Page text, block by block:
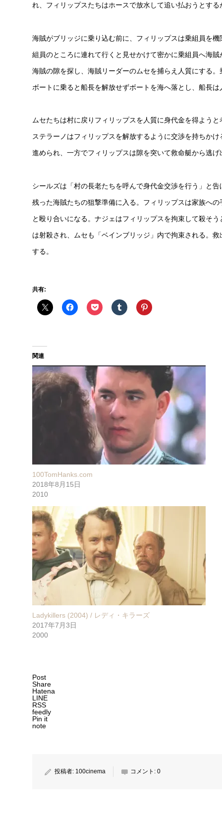
れ、フィリップスたちはホースで放水して追い払おうとす
海賊がブリッジに乗り込む前に、フィリップスは乗組員を
組員のところに連れて行くと見せかけて密かに乗組員へ海
海賊の隙を探し、海賊リーダーのムセを捕らえ人質にする
ボートに乗ると船長を解放せずボートを海へ落とし、船長
ムセたちは村に戻りフィリップスを人質に身代金を得よう
ステラーノはフィリップスを解放するように交渉を持ちか
進められ、一方でフィリップスは隙を突いて救命艇から逃
シールズは「村の長老たちを呼んで身代金交渉を行う」と
残った海賊たちの狙撃準備に入る。フィリップスは家族へ
と殴り合いになる。ナジェはフィリップスを拘束して殺そ
は射殺され、ムセも「ベインブリッジ」内で拘束される。
する。
共有:
関連
100TomHanks.com
2018年8月15日
2010
Ladykillers (2004) / レディ・キラーズ
2017年7月3日
2000
Post
Share
Hatena
LINE
RSS
feedly
Pin it
note
投稿者: 100cinema コメント: 0